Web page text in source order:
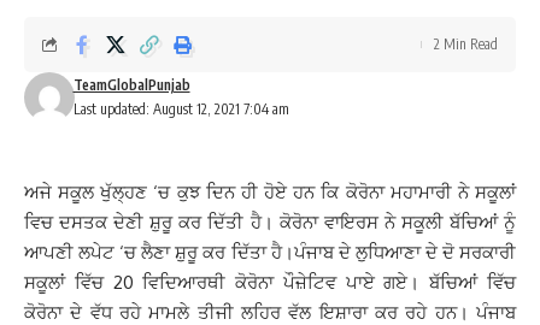
Last updated: August 12, 2021 7:04 am
TeamGlobalPunjab
2 Min Read
ਅਜੇ ਸਕੂਲ ਖੁੱਲ੍ਹਣ ‘ਚ ਕੁਝ ਦਿਨ ਹੀ ਹੋਏ ਹਨ ਕਿ ਕੋਰੋਨਾ ਮਹਾਮਾਰੀ ਨੇ ਸਕੂਲਾਂ
ਵਿਚ ਦਸਤਕ ਦੇਣੀ ਸ਼ੁਰੂ ਕਰ ਦਿੱਤੀ ਹੈ। ਕੋਰੋਨਾ ਵਾਇਰਸ ਨੇ ਸਕੂਲੀ ਬੱਚਿਆਂ ਨੂੰ
ਆਪਣੀ ਲਪੇਟ ‘ਚ ਲੈਣਾ ਸ਼ੁਰੂ ਕਰ ਦਿੱਤਾ ਹੈ।ਪੰਜਾਬ ਦੇ ਲੁਧਿਆਣਾ ਦੇ ਦੋ ਸਰਕਾਰੀ
ਸਕੂਲਾਂ ਵਿੱਚ 20 ਵਿਦਿਆਰਥੀ ਕੋਰੋਨਾ ਪੌਜ਼ੇਟਿਵ ਪਾਏ ਗਏ। ਬੱਚਿਆਂ ਵਿੱਚ
ਕੋਰੋਨਾ ਦੇ ਵੱਧ ਰਹੇ ਮਾਮਲੇ ਤੀਜੀ ਲਹਿਰ ਵੱਲ ਇਸ਼ਾਰਾ ਕਰ ਰਹੇ ਹਨ। ਪੰਜਾਬ